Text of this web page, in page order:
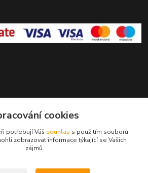
cookies
potřebují Váš souhlas s použitím souborů
zobrazovat informace týkající se Vašich
zájmů.